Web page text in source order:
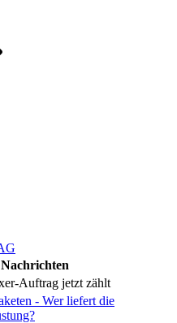
Auftrag jetzt zählt
- Wer liefert die